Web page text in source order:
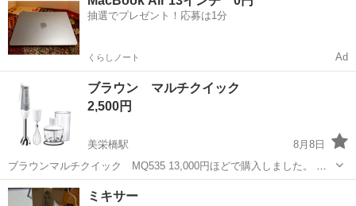
抽選でプレゼント！応募は1分
くらしノート Ad
ブラウン マルチクイック
2,500円
美栄橋駅
8月8日
ブラウンマルチクイック MQ535 13,000円ほどで購入しました。 ・
ブレンダー ・チョッパー ・泡立て器 少々使用感がありますが綺麗で
問題なく使えます。
沖縄 那覇市 美栄橋駅
ミキサー